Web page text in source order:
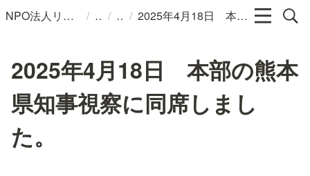
NPO法人リンパカフェ / / / 2025年4月18日 本部の熊本県知事視察に同席しました。
2025年4月18日 本部の熊本
県知事視察に同席しまし
た。